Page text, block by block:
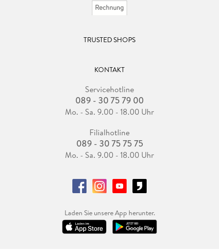
TRUSTED SHOPS
KONTAKT
Servicehotline
089 - 30 75 79 00
Mo. - Sa. 9.00 - 18.00 Uhr
Filialhotline
089 - 30 75 75 75
Mo. - Sa. 9.00 - 18.00 Uhr
Laden Sie unsere App herunter.